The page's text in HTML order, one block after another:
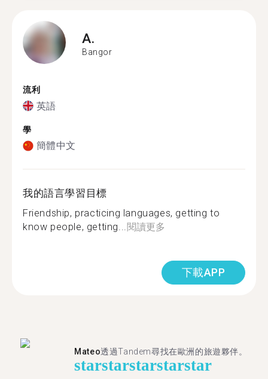
A.
Bangor
流利
英語
學
簡體中文
我的語言學習目標
Friendship, practicing languages, getting to
know people, getting...閱讀更多
下載APP
Mateo透過Tandem尋找在歐洲的旅遊夥伴。
starstarstarstarstar